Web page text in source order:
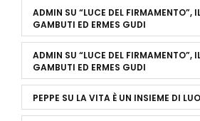
ADMIN SU “LUCE DEL FIRMAMENTO”,
GAMBUTI ED ERMES GUDI
ADMIN SU “LUCE DEL FIRMAMENTO”,
GAMBUTI ED ERMES GUDI
PEPPE SU LA VITA È UN INSIEME DI